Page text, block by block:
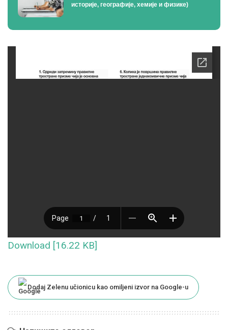
историје, географије, хемије и физике)
Download [16.22 KB]
Dodaj Zelenu učionicu kao omiljeni izvor na Google-u